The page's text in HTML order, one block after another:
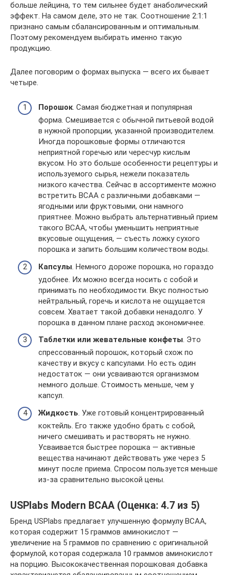
больше лейцина, то тем сильнее будет анаболический
эффект. На самом деле, это не так. Соотношение 2:1:1
признано самым сбалансированным и оптимальным.
Поэтому рекомендуем выбирать именно такую
продукцию.
Далее поговорим о формах выпуска — всего их бывает
четыре.
Порошок. Самая бюджетная и популярная
форма. Смешивается с обычной питьевой водой
в нужной пропорции, указанной производителем.
Иногда порошковые формы отличаются
неприятной горечью или чересчур кислым
вкусом. Но это больше особенности рецептуры и
используемого сырья, нежели показатель
низкого качества. Сейчас в ассортименте можно
встретить ВСАА с различными добавками —
ягодными или фруктовыми, они намного
приятнее. Можно выбрать альтернативный прием
такого ВСАА, чтобы уменьшить неприятные
вкусовые ощущения, — съесть ложку сухого
порошка и запить большим количеством воды.
Капсулы . Немного дороже порошка, но гораздо
удобнее. Их можно всегда носить с собой и
принимать по необходимости. Вкус полностью
нейтральный, горечь и кислота не ощущается
совсем. Хватает такой добавки ненадолго. У
порошка в данном плане расход экономичнее.
Таблетки или жевательные конфеты. Это
спрессованный порошок, который схож по
качеству и вкусу с капсулами. Но есть один
недостаток — они усваиваются организмом
немного дольше. Стоимость меньше, чем у
капсул.
Жидкость . Уже готовый концентрированный
коктейль. Его также удобно брать с собой,
ничего смешивать и растворять не нужно.
Усваивается быстрее порошка — активные
вещества начинают действовать уже через 5
минут после приема. Спросом пользуется меньше
из-за сравнительно высокой цены.
USPlabs Modern BCAA (Оценка: 4.7 из 5)
Бренд USPlabs предлагает улучшенную формулу ВСАА,
которая содержит 15 граммов аминокислот —
увеличение на 5 граммов по сравнению с оригинальной
формулой, которая содержала 10 граммов аминокислот
на порцию. Высококачественная порошковая добавка